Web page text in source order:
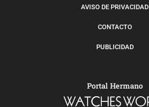
AVISO DE PRIVACIDAD
CONTACTO
PUBLICIDAD
Portal Hermano